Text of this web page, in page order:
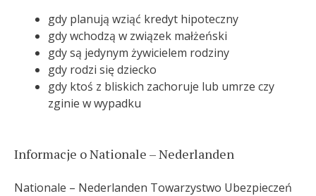
gdy planują wziąć kredyt hipoteczny
gdy wchodzą w związek małżeński
gdy są jedynym żywicielem rodziny
gdy rodzi się dziecko
gdy ktoś z bliskich zachoruje lub umrze czy
zginie w wypadku
Informacje o Nationale – Nederlanden
Nationale – Nederlanden Towarzystwo Ubezpieczeń